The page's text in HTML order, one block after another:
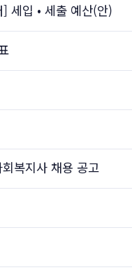
세입 • 세출 예산(안)
복지사 채용 공고